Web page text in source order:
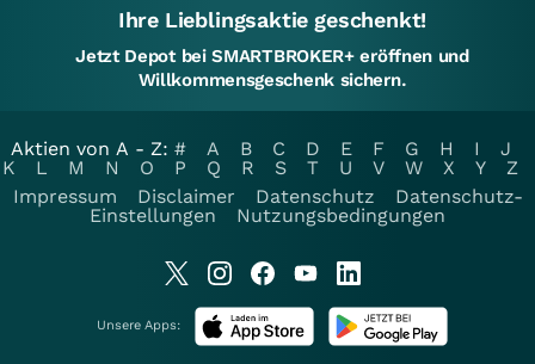
Ihre Lieblingsaktie geschenkt!
Jetzt Depot bei SMARTBROKER+ eröffnen und
Willkommensgeschenk sichern.
Aktien von A - Z: # A B C D E F G H I
J
K
L M N O P Q R S T U V W X Y
Z
Impressum
Disclaimer Datenschutz
Datenschutz-
Einstellungen
Nutzungsbedingungen
Unsere Apps: